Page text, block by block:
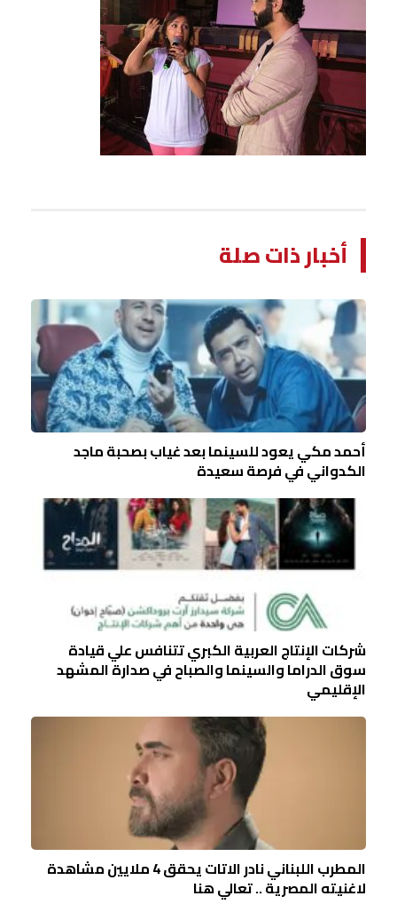
أخبار ذات صلة
أحمد مكي يعود للسينما بعد غياب بصحبة ماجد
الكدواني في فرصة سعيدة
شركات الإنتاج العربية الكبري تتنافس علي قيادة
سوق الدراما والسينما والصباح في صدارة المشهد
الإقليمي
المطرب اللبناني نادر الاتات يحقق 4 ملايين مشاهدة
لاغنيته المصرية .. تعالي هنا